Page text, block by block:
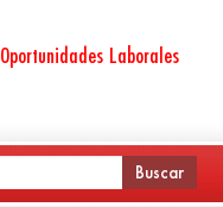
Oportunidades Laborales